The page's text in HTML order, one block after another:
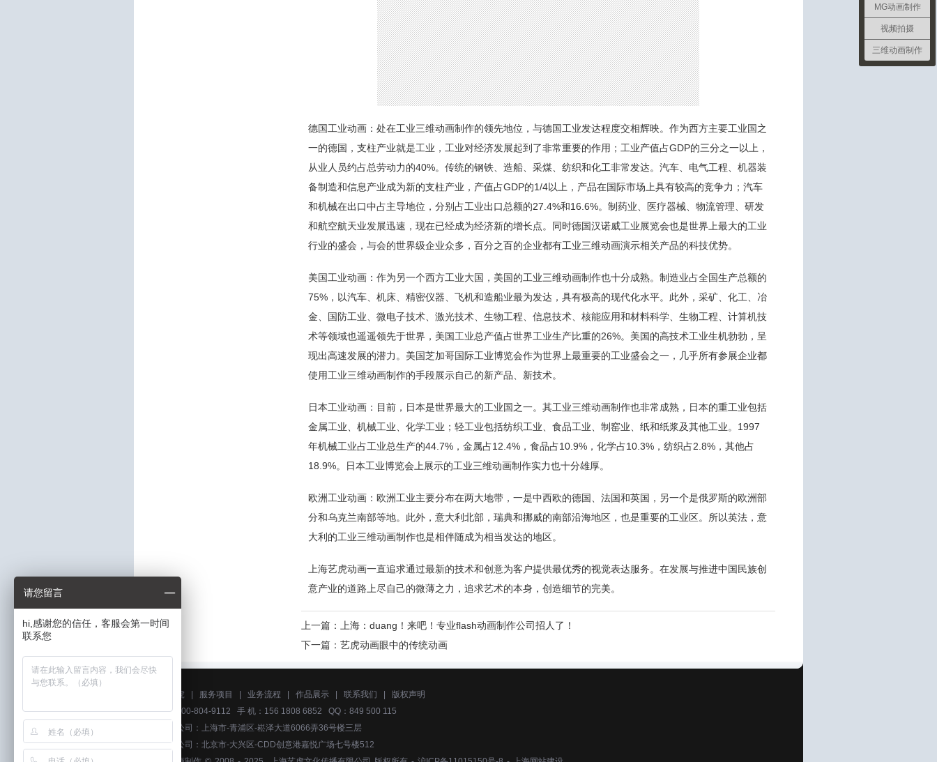
德国工业动画：处在工业三维动画制作的领先地位，与德国工业发达程度交相辉映。作为西方主要工业国之
一的德国，支柱产业就是工业，工业对经济发展起到了非常重要的作用；工业产值占GDP的三分之一以上，
从业人员约占总劳动力的40%。传统的钢铁、造船、采煤、纺织和化工非常发达。汽车、电气工程、机器装
备制造和信息产业成为新的支柱产业，产值占GDP的1/4以上，产品在国际市场上具有较高的竞争力；汽车
和机械在出口中占主导地位，分别占工业出口总额的27.4%和16.6%。制药业、医疗器械、物流管理、研发
和航空航天业发展迅速，现在已经成为经济新的增长点。同时德国汉诺威工业展览会也是世界上最大的工业
行业的盛会，与会的世界级企业众多，百分之百的企业都有工业三维动画演示相关产品的科技优势。
美国工业动画 ：作为另一个西方工业大国，美国的工业三维动画制作也十分成熟。制造业占全国生产总额的
75%，以汽车、机床、精密仪器、飞机和造船业最为发达，具有极高的现代化水平。此外，采矿、化工、冶
金、国防工业、微电子技术、激光技术、生物工程、信息技术、核能应用和材料科学、生物工程、计算机技
术等领域也遥遥领先于世界，美国工业总产值占世界工业生产比重的26%。美国的高技术工业生机勃勃，呈
现出高速发展的潜力。美国芝加哥国际工业博览会作为世界上最重要的工业盛会之一，几乎所有参展企业都
使用工业三维动画制作的手段展示自己的新产品、新技术。
日本工业动画：目前，日本是世界最大的工业国之一。其工业三维动画制作也非常成熟，日本的重工业包括
金属工业、机械工业、化学工业；轻工业包括纺织工业、食品工业、制窑业、纸和纸浆及其他工业。1997
年机械工业占工业总生产的44.7%，金属占12.4%，食品占10.9%，化学占10.3%，纺织占2.8%，其他占
18.9%。日本工业博览会上展示的工业三维动画制作实力也十分雄厚。
欧洲工业动画：欧洲工业主要分布在两大地带，一是中西欧的德国、法国和英国，另一个是俄罗斯的欧洲部
分和乌克兰南部等地。此外，意大利北部，瑞典和挪威的南部沿海地区，也是重要的工业区。所以英法，意
大利的工业三维动画制作也是相伴随成为相当发达的地区。
上海艺虎动画一直追求通过最新的技术和创意为客户提供最优秀的视觉表达服务。在发展与推进中国民族创
意产业的道路上尽自己的微薄之力，追求艺术的本身，创造细节的完美。
上一篇：
上海：duang！来吧！专业flash动画制作公司招人了！
下一篇： 艺虎动画眼中的传统动画
关于艺虎 服务项目 业务流程 作品展示 联系我们
版权声明
电话：400-804-9112 手 机：156 1808 6852 QQ：849 500 115
上海分公司：上海市-青浦区-崧泽大道6066弄36号楼三层
北京分公司：北京市-大兴区-CDD创意港嘉悦广场七号楼512
MG动画制作
视频拍摄
三维动画制作
请您留言
hi,感谢您的信任，客服会第一时间
联系您